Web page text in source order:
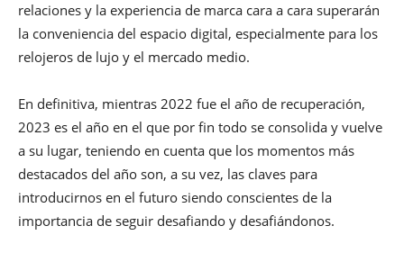
relaciones y la experiencia de marca cara a cara superarán
la conveniencia del espacio digital, especialmente para los
relojeros de lujo y el mercado medio.
En definitiva, mientras 2022 fue el año de recuperación,
2023 es el año en el que por fin todo se consolida y vuelve
a su lugar, teniendo en cuenta que los momentos más
destacados del año son, a su vez, las claves para
introducirnos en el futuro siendo conscientes de la
importancia de seguir desafiando y desafiándonos.